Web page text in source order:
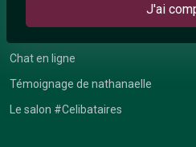
J'ai
Chat en ligne
Témoignage de nathanaelle
Le salon #Celibataires